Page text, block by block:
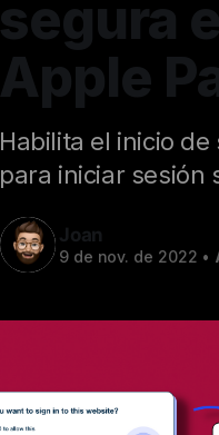
segura
Apple
Habilita el inicio
para iniciar sesión
Joan
9 de nov. de 2022 •